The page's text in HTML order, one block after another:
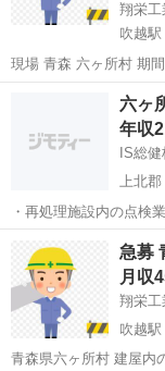
翔栄工
吹越駅
現場 青森 六ヶ所村 期間 4月末又は5月頭から1年(最低1年) 作業内容 足
場手元 人数 5名 ※日本人の方のみ ※条件 元請けの社会保険に加入必
須 会社負担のところは
六ヶ
年収
IS総
上北郡
・再処理施設内の点検業務と
用期間スタートで、3~6ヶ月までです 3~6ヶ
そ
急募
月収
翔栄工
吹越駅
青森県六ヶ所村 建屋内の電線管の